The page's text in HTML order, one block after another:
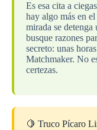
Es esa cita a
hay algo más en
mirada se detenga
busque razones
secreto: unas
Matchmaker. No
certezas.
🍋 Truco Pícaro